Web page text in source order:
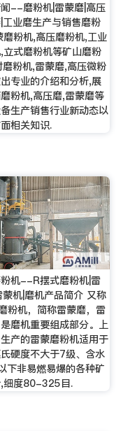
--磨粉机|雷蒙磨|高压
工业磨生产与销售磨粉
磨粉机,高压磨粉机,工业
立式磨粉机等矿山磨粉
磨粉机,雷蒙磨,高压微粉
专业的介绍和分析,展
粉机,高压磨,雷蒙磨等
生产销售行业新动态以
相关知识.
机--R摆式磨粉机|雷
蒙机|磨机产品简介 又称
粉机，简称雷蒙磨，雷
磨机重要组成部分。上
产的雷蒙磨粉机适用于
硬度不大于7级、含水
下非易燃易爆的各种矿
,细度80-325目.